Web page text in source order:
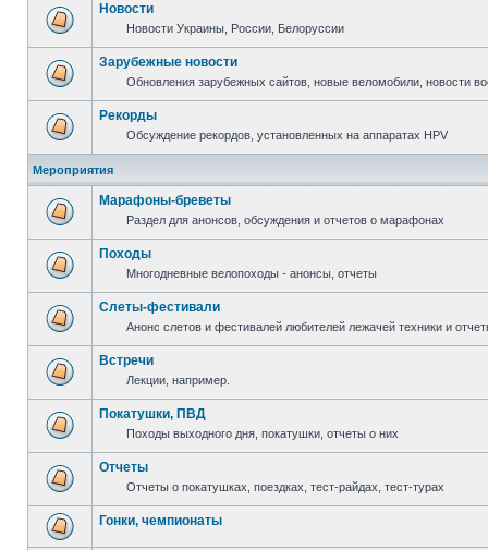
Новости
Новости Украины, России, Белоруссии
Зарубежные новости
Обновления зарубежных сайтов, новые веломобили, новости
Рекорды
Обсуждение рекордов, установленных на аппаратах HPV
Мероприятия
Марафоны-бреветы
Раздел для анонсов, обсуждения и отчетов о марафонах
Походы
Многодневные велопоходы - анонсы, отчеты
Слеты-фестивали
Анонс слетов и фестивалей любителей лежачей техники и
Встречи
Лекции, например.
Покатушки, ПВД
Походы выходного дня, покатушки, отчеты о них
Отчеты
Отчеты о покатушках, поездках, тест-райдах, тест-турах
Гонки, чемпионаты